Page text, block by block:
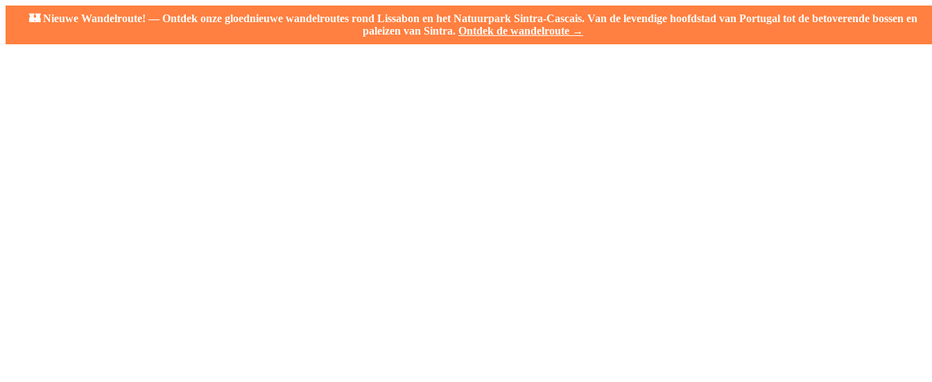
🏰 Nieuwe Wandelroute! — Ontdek onze gloednieuwe wandelroutes rond Lissabon en het Natuurpark Sintra-Cascais. Van de levendige hoofdstad van Portugal tot de betoverende bossen en
paleizen van Sintra. Ontdek de wandelroute →